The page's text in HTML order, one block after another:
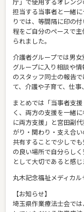
庁」で使用するオレン
担当する当事者と一緒
りでは、等間隔に印の
程をご自分のペースで
られました。
介護者グループでは男
グループに入り相談や
のスタッフ同士の報告
て、介護や子育て、仕事
まとめでは「当事者支
く、両方の支援を一緒
に両方支援」と宮田副
がり・関わり・支え合
共有することで少しで
の良い場所で自分らし
として大切であると感じ
丸木記念福祉メディカ
【お知らせ】
埼玉県作業療法士会で